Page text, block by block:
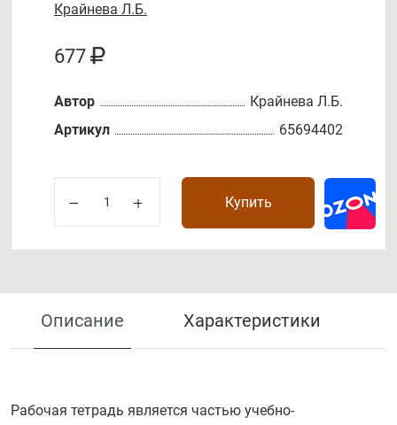
Крайнева Л.Б.
677
Автор
Крайнева Л.Б.
Артикул
65694402
Купить
Описание Характеристики
Рабочая тетрадь является частью учебно-